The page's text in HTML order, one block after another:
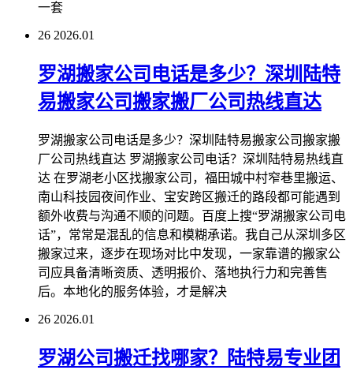
一套
26 2026.01
罗湖搬家公司电话是多少？深圳陆特
易搬家公司搬家搬厂公司热线直达
罗湖搬家公司电话是多少？深圳陆特易搬家公司搬家搬
厂公司热线直达 罗湖搬家公司电话？深圳陆特易热线直
达 在罗湖老小区找搬家公司，福田城中村窄巷里搬运、
南山科技园夜间作业、宝安跨区搬迁的路段都可能遇到
额外收费与沟通不顺的问题。百度上搜“罗湖搬家公司电
话”，常常是混乱的信息和模糊承诺。我自己从深圳多区
搬家过来，逐步在现场对比中发现，一家靠谱的搬家公
司应具备清晰资质、透明报价、落地执行力和完善售
后。本地化的服务体验，才是解决
26 2026.01
罗湖公司搬迁找哪家？陆特易专业团